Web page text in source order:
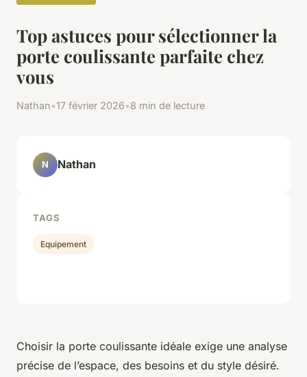
Top astuces pour sélectionner la
porte coulissante parfaite chez
vous
Nathan•17 février 2026•8 min de lecture
Choisir la porte coulissante idéale exige une analyse
précise de l’espace, des besoins et du style désiré.
N Nathan
TAGS
Equipement